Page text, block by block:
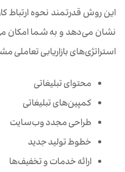
این روش قدرتمند نحوه ارتباط
نشان می‌دهد و به شما امکان
استراتژی‌های بازاریابی تعاملی
محتوای تبلیغاتی
کمپین‌های تبلیغاتی
طراحی مجدد وب‌سایت
خطوط تولید جدید
ارائه خدمات و تخفیف‌ها